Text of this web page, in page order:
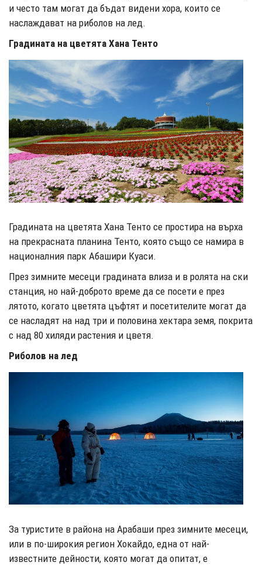
и често там могат да бъдат видени хора, които се
наслаждават на риболов на лед.
Градината на цветята Хана Тенто
Градината на цветята Хана Тенто се простира на върха
на прекрасната планина Тенто, която също се намира в
националния парк Абашири Куаси.
През зимните месеци градината влиза и в ролята на ски
станция, но най-доброто време да се посети е през
лятото, когато цветята цъфтят и посетителите могат да
се насладят на над три и половина хектара земя, покрита
с над 80 хиляди растения и цветя.
Риболов на лед
За туристите в района на Арабаши през зимните месеци,
или в по-широкия регион Хокайдо, една от най-
известните дейности, която могат да опитат, е